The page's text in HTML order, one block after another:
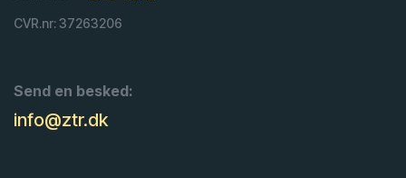
CVR.nr: 37263206
Send en besked:
info@ztr.dk